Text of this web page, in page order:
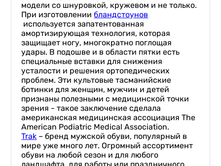
модели со шнуровкой, кружевом и не только.
При изготовлении бландстоунов
используется запатентованная
амортизирующая технология, которая
защищает ногу, многократно поглощая
удары. В подошве и в области пятки есть
специальные вставки для снижения
усталости и решения ортопедических
проблем. Эти культовые тасманийские
ботинки для женщин, мужчин и детей
признаны полезными с медицинской точки
зрения - такое заключение сделала
американская медицинская ассоциация The
American Podiatric Medical Association.
Trak – бренд мужской обуви, популярный в
мире уже много лет. Огромный ассортимент
обуви на любой сезон и для любого